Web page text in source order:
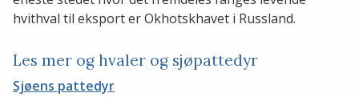
hvithval til eksport er Okhotskhavet i Russland.
Les mer og hvaler og sjøpattedyr
Sjøens pattedyr